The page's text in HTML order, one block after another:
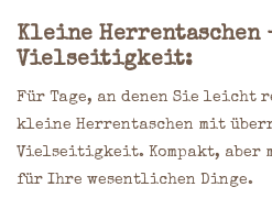
Kleine Herrentaschen
Vielseitigkeit:
Für Tage, an denen Sie leicht
kleine Herrentaschen mit
Vielseitigkeit. Kompakt, aber
für Ihre wesentlichen Dinge.